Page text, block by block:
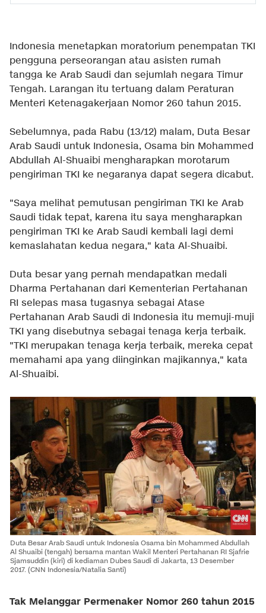
Indonesia menetapkan moratorium penempatan TKI
pengguna perseorangan atau asisten rumah
tangga ke Arab Saudi dan sejumlah negara Timur
Tengah. Larangan itu tertuang dalam Peraturan
Menteri Ketenagakerjaan Nomor 260 tahun 2015.
Sebelumnya, pada Rabu (13/12) malam, Duta Besar
Arab Saudi untuk Indonesia, Osama bin Mohammed
Abdullah Al-Shuaibi mengharapkan morotarum
pengiriman TKI ke negaranya dapat segera dicabut.
"Saya melihat pemutusan pengiriman TKI ke Arab
Saudi tidak tepat, karena itu saya mengharapkan
pengiriman TKI ke Arab Saudi kembali lagi demi
kemaslahatan kedua negara," kata Al-Shuaibi.
Duta besar yang pernah mendapatkan medali
Dharma Pertahanan dari Kementerian Pertahanan
RI selepas masa tugasnya sebagai Atase
Pertahanan Arab Saudi di Indonesia itu memuji-muji
TKI yang disebutnya sebagai tenaga kerja terbaik.
"TKI merupakan tenaga kerja terbaik, mereka cepat
memahami apa yang diinginkan majikannya," kata
Al-Shuaibi.
Duta Besar Arab Saudi untuk Indonesia Osama bin Mohammed Abdullah
Al Shuaibi (tengah) bersama mantan Wakil Menteri Pertahanan RI Sjafrie
Sjamsuddin (kiri) di kediaman Dubes Saudi di Jakarta, 13 Desember
2017.(CNN Indonesia/Natalia Santi)
Tak Melanggar Permenaker Nomor 260 tahun 2015